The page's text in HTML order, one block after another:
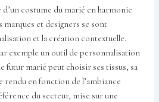
d’un costume du marié en harmonie
marques et designers se sont
et la création contextuelle.
exemple un outil de personnalisation
futur marié peut choisir ses tissus, sa
rendu en fonction de l’ambiance
du secteur, mise sur une